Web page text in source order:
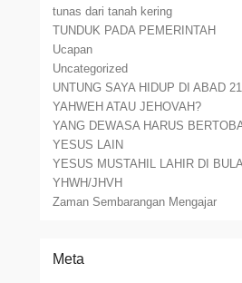
tunas dari tanah kering
TUNDUK PADA PEMERINTAH
Ucapan
Uncategorized
UNTUNG SAYA HIDUP DI ABAD 21
YAHWEH ATAU JEHOVAH?
YANG DEWASA HARUS
YESUS LAIN
YESUS MUSTAHIL LAHIR DI
YHWH/JHVH
Zaman Sembarangan Mengajar
Meta